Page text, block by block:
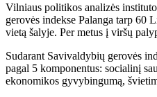
Vilniaus politikos analizės
gerovės indekse Palanga tarp 60
vietą šalyje. Per metus į viršų
Sudarant Savivaldybių gerovės
pagal 5 komponentus: socialinį
ekonomikos gyvybingumą,